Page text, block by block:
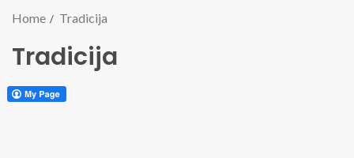
Home Tradicija
Tradicija